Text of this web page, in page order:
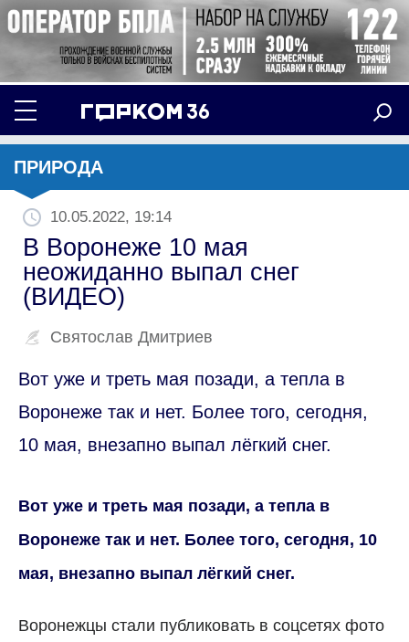
ПРИРОДА
10.05.2022, 19:14
В Воронеже 10 мая
неожиданно выпал снег
(ВИДЕО)
Святослав Дмитриев
Вот уже и треть мая позади, а тепла в
Воронеже так и нет. Более того, сегодня,
10 мая, внезапно выпал лёгкий снег.
Вот уже и треть мая позади, а тепла в
Воронеже так и нет. Более того, сегодня, 10
мая, внезапно выпал лёгкий снег.
Воронежцы стали публиковать в соцсетях фото